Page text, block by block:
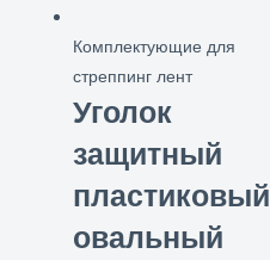
Комплектующие для
стреппинг лент
Уголок
защитный
пластиковый
овальный